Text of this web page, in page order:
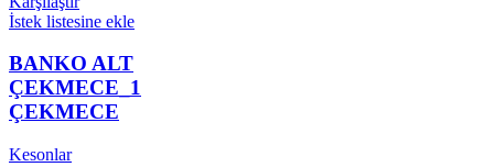
İstek listesine ekle
BANKO ALT
ÇEKMECE_1
ÇEKMECE
Kesonlar